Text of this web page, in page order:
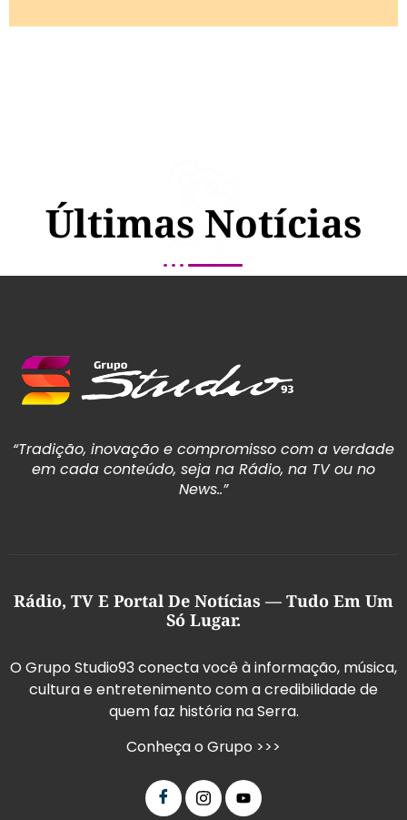
Últimas Notícias
“Tradição, inovação e compromisso com a verdade
em cada conteúdo, seja na Rádio, na TV ou no
News..”
Rádio, TV E Portal De Notícias — Tudo Em Um
Só Lugar.
O Grupo Studio93 conecta você à informação, música,
cultura e entretenimento com a credibilidade de
quem faz história na Serra.
Conheça o Grupo >>>